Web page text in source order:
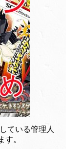
ている管理人
す。